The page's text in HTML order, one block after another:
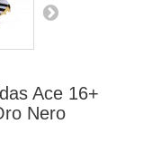
Ace 16+
Nero